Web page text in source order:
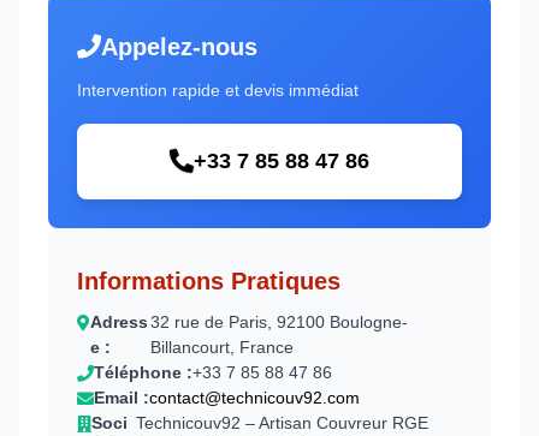
Appelez-nous
Intervention rapide et devis immédiat
+33 7 85 88 47 86
Informations Pratiques
Adress
e :
32 rue de Paris, 92100 Boulogne-
Billancourt, France
Téléphone :+33 7 85 88 47 86
Email :contact@technicouv92.com
Soci Technicouv92 – Artisan Couvreur RGE